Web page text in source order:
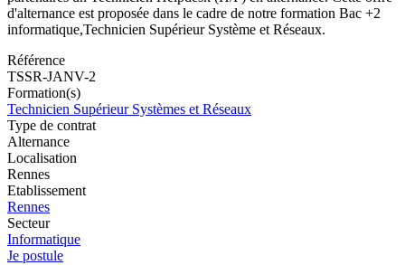
d'alternance est proposée dans le cadre de notre formation Bac +2
informatique,Technicien Supérieur Système et Réseaux.
Référence
TSSR-JANV-2
Formation(s)
Technicien Supérieur Systèmes et Réseaux
Type de contrat
Alternance
Localisation
Rennes
Etablissement
Rennes
Secteur
Informatique
Je postule